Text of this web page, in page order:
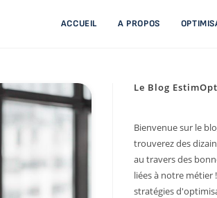
ACCUEIL A PROPOS
Le Blog
Bienvenue sur le
trouverez des
au travers des
liées à notre
stratégies